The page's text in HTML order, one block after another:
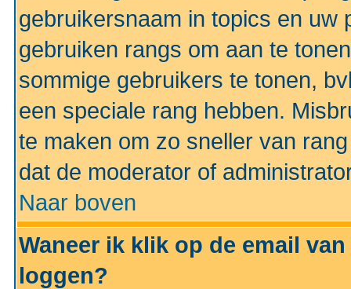
gebruikersnaam in topics en uw
gebruiken rangs om aan te
sommige gebruikers te tonen,
een speciale rang hebben.
te maken om zo sneller van
dat de moderator of
Naar boven
Waneer ik klik op de email
loggen?